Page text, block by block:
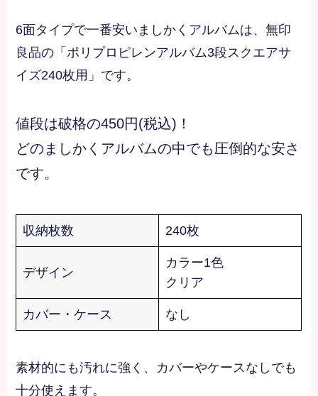
6面タイプで一番安いましかくアルバムは、無印
良品の「ポリプロピレンアルバム3段スクエアサ
イズ240枚用」です。
値段は破格の450円(税込)！
どのましかくアルバムの中でも圧倒的な安さ
です。
収納枚数 240枚
デザイン
カラー1色
クリア
カバー・ケース なし
素材的にも汚れに強く、カバーやケースなしでも
十分使えます。